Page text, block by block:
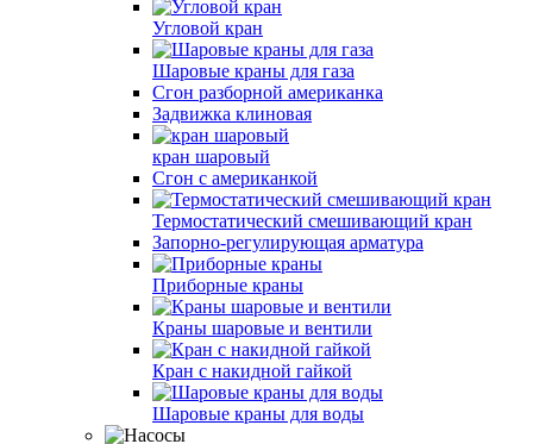
Угловой кран
Шаровые краны для газа
Cгон разборной американка
Задвижка клиновая
кран шаровый
Сгон с американкой
Термостатический смешивающий кран
Запорно-регулирующая арматура
Приборные краны
Краны шаровые и вентили
Кран с накидной гайкой
Шаровые краны для воды